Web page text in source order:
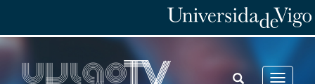
Toggle
TOGGLE